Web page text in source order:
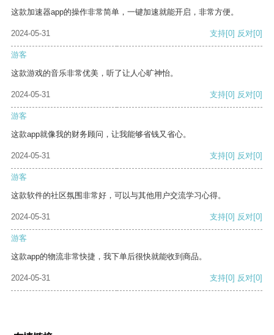
这款加速器app的操作非常简单，一键加速就能开启，非常方便。
2024-05-31 支持[0] 反对[0]
游客
这款游戏的音乐非常优美，听了让人心旷神怡。
2024-05-31 支持[0] 反对[0]
游客
这款app就像我的财务顾问，让我能够省钱又省心。
2024-05-31 支持[0] 反对[0]
游客
这款软件的社区氛围非常好，可以与其他用户交流学习心得。
2024-05-31 支持[0] 反对[0]
游客
这款app的物流非常快捷，我下单后很快就能收到商品。
2024-05-31 支持[0] 反对[0]